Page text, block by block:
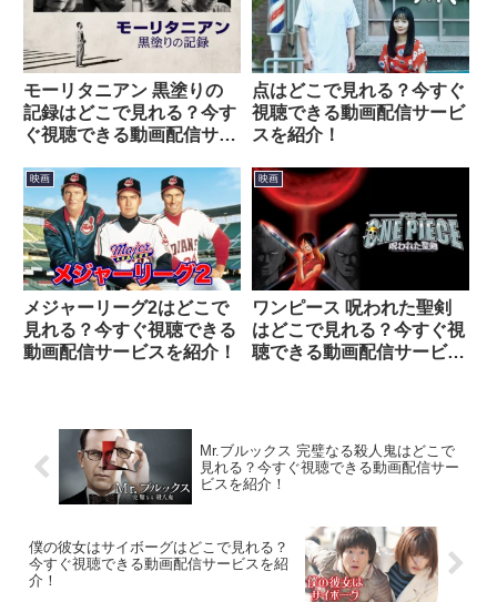
モーリタニアン 黒塗りの
記録はどこで見れる？今す
ぐ視聴できる動画配信サー
点はどこで見れる？今すぐ
視聴できる動画配信サービ
スを紹介！
映画
メジャーリーグ2はどこで
見れる？今すぐ視聴できる
動画配信サービスを紹介！
映画
ワンピース 呪われた聖剣
はどこで見れる？今すぐ視
聴できる動画配信サービス
Mr.ブルックス 完璧なる殺人鬼はどこで
見れる？今すぐ視聴できる動画配信サー
ビスを紹介！
僕の彼女はサイボーグはどこで見れる？
今すぐ視聴できる動画配信サービスを紹
介！